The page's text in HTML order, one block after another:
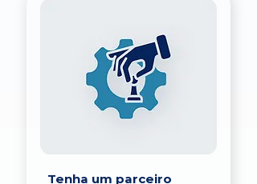
Tenha um parceiro